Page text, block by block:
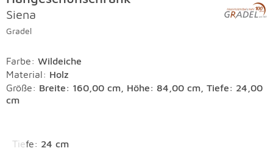
Siena
Gradel
Farbe: Wildeiche
Material: Holz
Größe: Breite: 160,00 cm, Höhe: 84,00 cm, Tiefe: 24,00
cm
Tiefe: 24 cm